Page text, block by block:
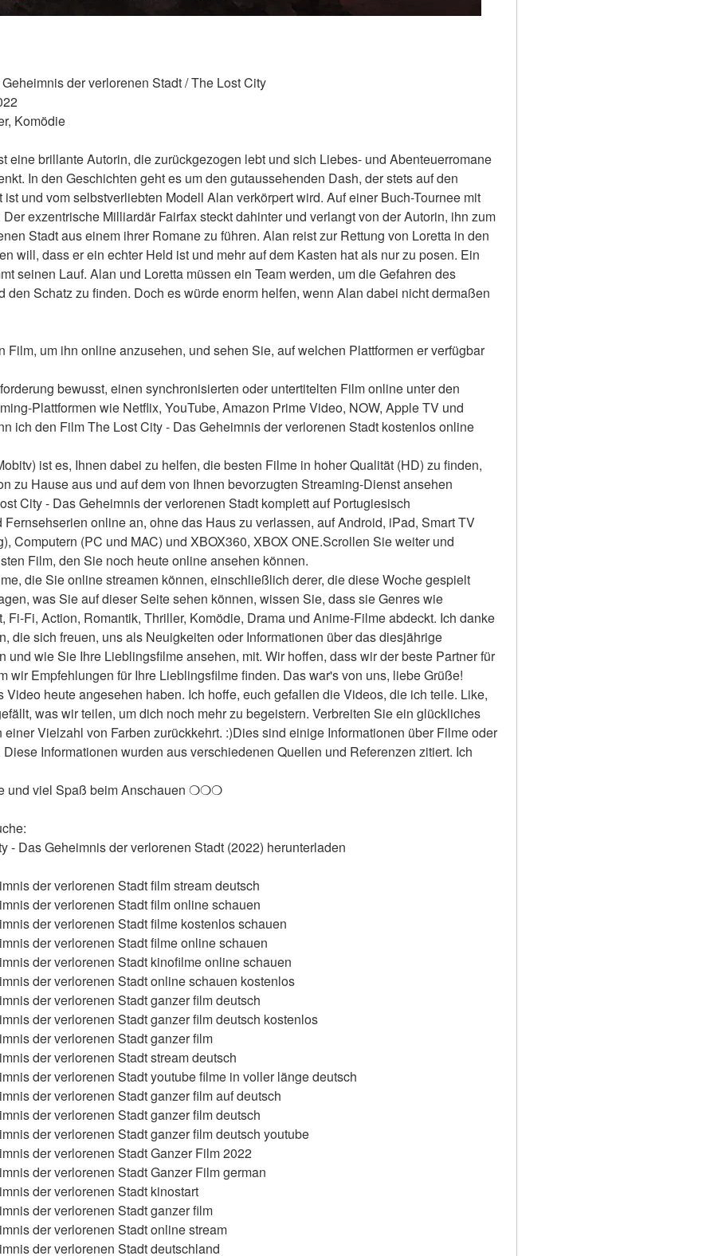
der verlorenen Stadt / The Lost City
Komödie
eine brillante Autorin, die zurückgezogen lebt und sich Liebes- und Abenteuerromane
In den Geschichten geht es um den gutaussehenden Dash, der stets auf den
und vom selbstverliebten Modell Alan verkörpert wird. Auf einer Buch-Tournee mit
exzentrische Milliardär Fairfax steckt dahinter und verlangt von der Autorin, ihn zum
Stadt aus einem ihrer Romane zu führen. Alan reist zur Rettung von Loretta in den
will, dass er ein echter Held ist und mehr auf dem Kasten hat als nur zu posen. Ein
seinen Lauf. Alan und Loretta müssen ein Team werden, um die Gefahren des
den Schatz zu finden. Doch es würde enorm helfen, wenn Alan dabei nicht dermaßen
Film, um ihn online anzusehen, und sehen Sie, auf welchen Plattformen er verfügbar
bewusst, einen synchronisierten oder untertitelten Film online unter den
Plattformen wie Netflix, YouTube, Amazon Prime Video, NOW, Apple TV und
ich den Film The Lost City - Das Geheimnis der verlorenen Stadt kostenlos online
ist es, Ihnen dabei zu helfen, die besten Filme in hoher Qualität (HD) zu finden,
zu Hause aus und auf dem von Ihnen bevorzugten Streaming-Dienst ansehen
City - Das Geheimnis der verlorenen Stadt komplett auf Portugiesisch
online an, ohne das Haus zu verlassen, auf Android, iPad, Smart TV
Computern (PC und MAC) und XBOX360, XBOX ONE.Scrollen Sie weiter und
Film, den Sie noch heute online ansehen können.
die Sie online streamen können, einschließlich derer, die diese Woche gespielt
was Sie auf dieser Seite sehen können, wissen Sie, dass sie Genres wie
Fi-Fi, Action, Romantik, Thriller, Komödie, Drama und Anime-Filme abdeckt. Ich danke
die sich freuen, uns als Neuigkeiten oder Informationen über das diesjährige
und wie Sie Ihre Lieblingsfilme ansehen, mit. Wir hoffen, dass wir der beste Partner für
wir Empfehlungen für Ihre Lieblingsfilme finden. Das war's von uns, liebe Grüße!
Video heute angesehen haben. Ich hoffe, euch gefallen die Videos, die ich teile. Like,
was wir teilen, um dich noch mehr zu begeistern. Verbreiten Sie ein glückliches
Vielzahl von Farben zurückkehrt. :)Dies sind einige Informationen über Filme oder
Informationen wurden aus verschiedenen Quellen und Referenzen zitiert. Ich
viel Spaß beim Anschauen ❍❍❍
- Das Geheimnis der verlorenen Stadt (2022) herunterladen
der verlorenen Stadt film stream deutsch
der verlorenen Stadt film online schauen
der verlorenen Stadt filme kostenlos schauen
der verlorenen Stadt filme online schauen
der verlorenen Stadt kinofilme online schauen
der verlorenen Stadt online schauen kostenlos
der verlorenen Stadt ganzer film deutsch
der verlorenen Stadt ganzer film deutsch kostenlos
der verlorenen Stadt ganzer film
der verlorenen Stadt stream deutsch
der verlorenen Stadt youtube filme in voller länge deutsch
der verlorenen Stadt ganzer film auf deutsch
der verlorenen Stadt ganzer film deutsch
der verlorenen Stadt ganzer film deutsch youtube
der verlorenen Stadt Ganzer Film 2022
der verlorenen Stadt Ganzer Film german
der verlorenen Stadt kinostart
der verlorenen Stadt ganzer film
der verlorenen Stadt online stream
der verlorenen Stadt deutschland